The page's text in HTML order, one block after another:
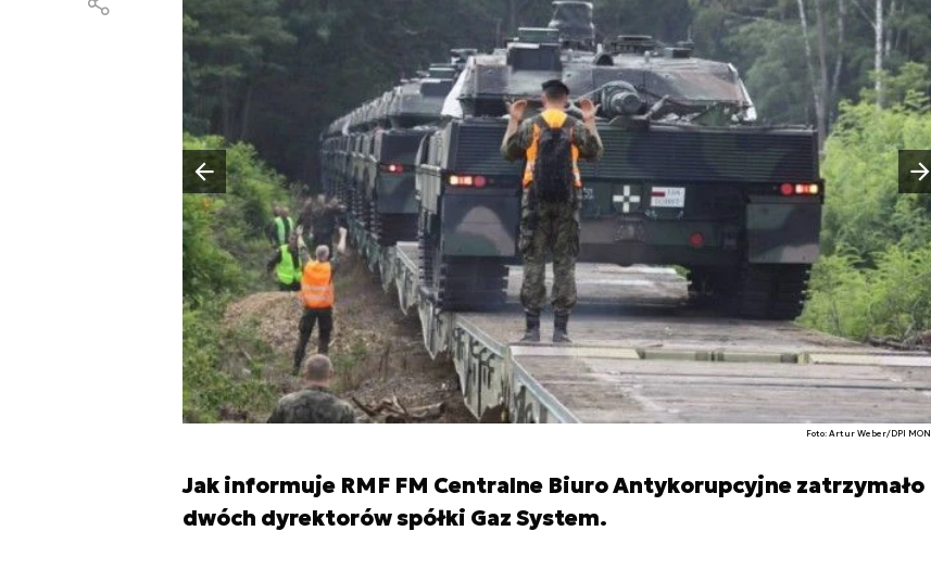
Foto: Artur Weber/DPI MON
Poprzedni slajd
Następny slajd
Jak informuje RMF FM Centralne Biuro Antykorupcyjne zatrzymało
dwóch dyrektorów spółki Gaz System.